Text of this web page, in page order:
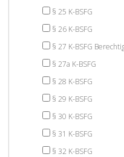
§ 25 K-BSFG
§ 26 K-BSFG
§ 27 K-BSFG
§ 27a K-BSFG
§ 28 K-BSFG
§ 29 K-BSFG
§ 30 K-BSFG
§ 31 K-BSFG
§ 32 K-BSFG